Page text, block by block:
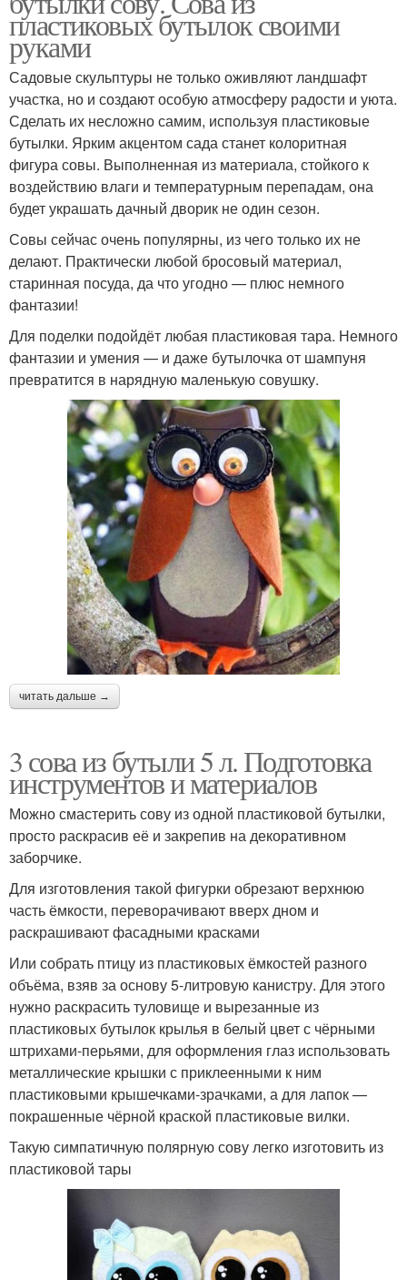
пластиковых бутылок своими
руками
Садовые скульптуры не только оживляют ландшафт
участка, но и создают особую атмосферу радости и уюта.
Сделать их несложно самим, используя пластиковые
бутылки. Ярким акцентом сада станет колоритная
фигура совы. Выполненная из материала, стойкого к
воздействию влаги и температурным перепадам, она
будет украшать дачный дворик не один сезон.
Совы сейчас очень популярны, из чего только их не
делают. Практически любой бросовый материал,
старинная посуда, да что угодно — плюс немного
фантазии!
Для поделки подойдёт любая пластиковая тара. Немного
фантазии и умения — и даже бутылочка от шампуня
превратится в нарядную маленькую совушку.
читать дальше →
3 сова из бутыли 5 л. Подготовка
инструментов и материалов
Можно смастерить сову из одной пластиковой бутылки,
просто раскрасив её и закрепив на декоративном
заборчике.
Для изготовления такой фигурки обрезают верхнюю
часть ёмкости, переворачивают вверх дном и
раскрашивают фасадными красками
Или собрать птицу из пластиковых ёмкостей разного
объёма, взяв за основу 5-литровую канистру. Для этого
нужно раскрасить туловище и вырезанные из
пластиковых бутылок крылья в белый цвет с чёрными
штрихами-перьями, для оформления глаз использовать
металлические крышки с приклеенными к ним
пластиковыми крышечками-зрачками, а для лапок —
покрашенные чёрной краской пластиковые вилки.
Такую симпатичную полярную сову легко изготовить из
пластиковой тары